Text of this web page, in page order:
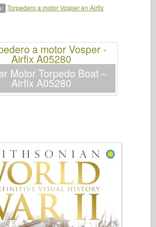
Torpedero a motor Vosper en Airfix
Motor Torpedo Boat –
Airfix A05280